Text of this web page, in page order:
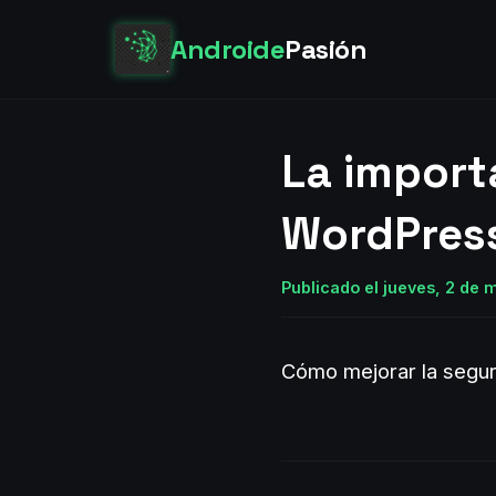
AndroidePasión
La
Publicado el jueves, 2 de
Cómo mejorar la